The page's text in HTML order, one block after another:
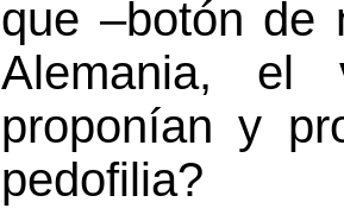
que –botón de
Alemania, el
proponían y
pedofilia?